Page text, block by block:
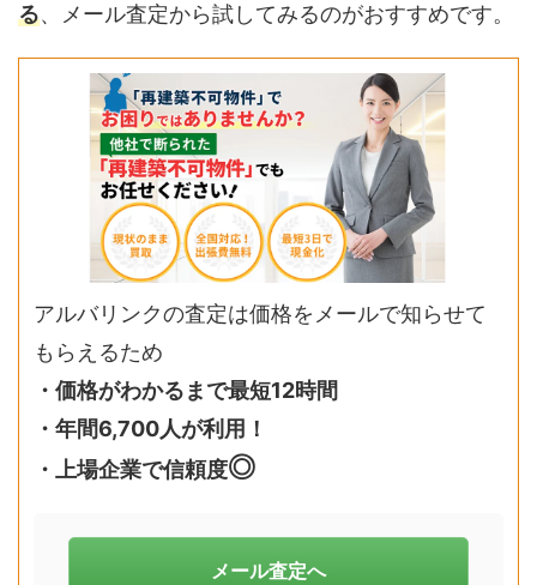
る、メール査定から試してみるのがおすすめです。
アルバリンクの査定は価格をメールで知らせて
もらえるため
・価格がわかるまで最短12時間
・年間6,700人が利用！
・上場企業で信頼度◎
メール査定へ